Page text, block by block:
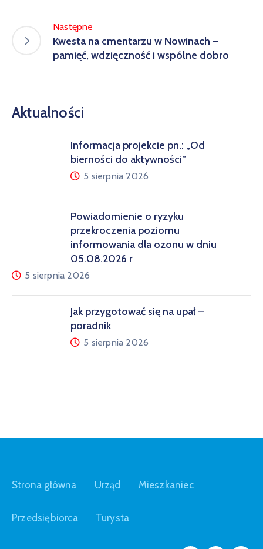
Następne
Kwesta na cmentarzu w Nowinach –
pamięć, wdzięczność i wspólne dobro
Aktualności
Informacja projekcie pn.: „Od
bierności do aktywności”
5 sierpnia 2026
Powiadomienie o ryzyku
przekroczenia poziomu
informowania dla ozonu w dniu
05.08.2026 r
5 sierpnia 2026
Jak przygotować się na upał –
poradnik
5 sierpnia 2026
Strona główna Urząd Mieszkaniec
Przedsiębiorca Turysta